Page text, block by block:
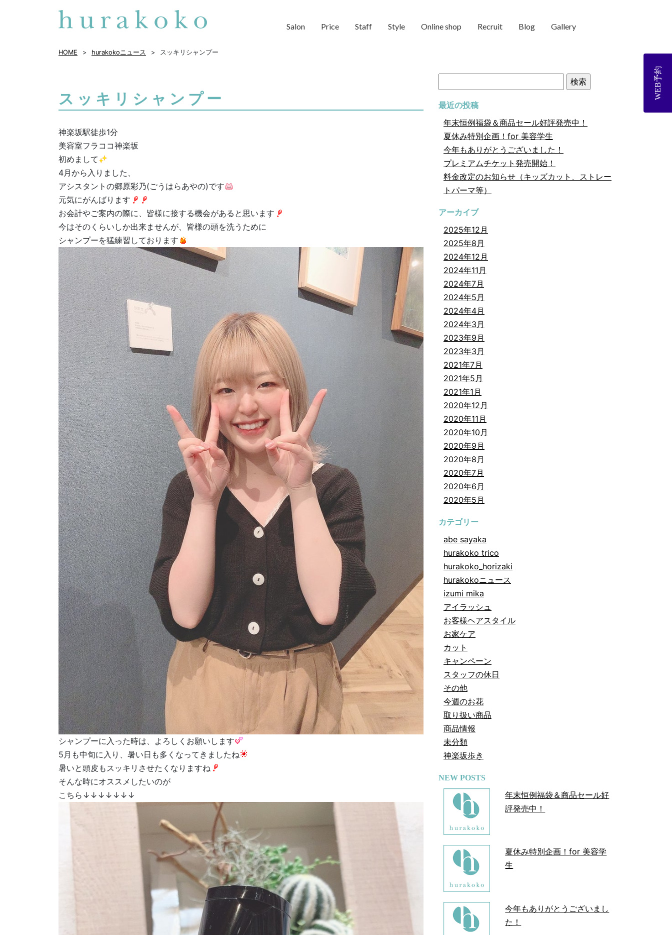
WEB予約
Salon Price Staff Style Online shop Recruit Blog Gallery
HOME hurakokoニュース スッキリシャンプー
スッキリシャンプー
神楽坂駅徒歩1分
美容室フラココ神楽坂
初めまして
4月から入りました、
アシスタントの郷原彩乃(ごうはらあやの)です
元気にがんばります
お会計やご案内の際に、皆様に接する機会があると思います
今はそのくらいしか出来ませんが、皆様の頭を洗うために
シャンプーを猛練習しております
シャンプーに入った時は、よろしくお願いします
5月も中旬に入り、暑い日も多くなってきましたね
暑いと頭皮もスッキリさせたくなりますね
そんな時にオススメしたいのが
こちら↓↓↓↓↓↓↓
索:
最近の投稿
年末恒例福袋＆商品セール好評発売中！
夏休み特別企画！for 美容学生
今年もありがとうございました！
プレミアムチケット発売開始！
料金改定のお知らせ（キッズカット、ストレー
トパーマ等）
アーカイブ
2025年12月
2025年8月
2024年12月
2024年11月
2024年7月
2024年5月
2024年4月
2024年3月
2023年9月
2023年3月
2021年7月
2021年5月
2021年1月
2020年12月
2020年11月
2020年10月
2020年9月
2020年8月
2020年7月
2020年6月
2020年5月
カテゴリー
abe sayaka
hurakoko trico
hurakoko_horizaki
hurakokoニュース
izumi mika
アイラッシュ
お客様ヘアスタイル
お家ケア
カット
キャンペーン
スタッフの休日
その他
今週のお花
取り扱い商品
商品情報
未分類
神楽坂歩き
NEW POSTS
年末恒例福袋＆商品セール好
評発売中！
夏休み特別企画！for 美容学
生
今年もありがとうございまし
た！